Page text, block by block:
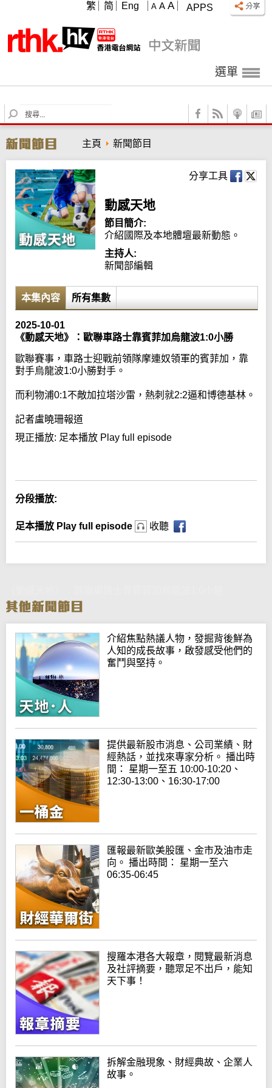
APPS
A A A
繁 简 Eng
選單
S
e
r
c
h
主頁 新聞節目
分享工具
動感天地
節目簡介:
介紹國際及本地體壇最新動態。
主持人:
新聞部編輯
本集內容 所有集數
2025-10-01
《動感天地》：歐聯車路士靠賓菲加烏龍波1:0小勝
歐聯賽事，車路士迎戰前領隊摩連奴領軍的賓菲加，靠
對手烏龍波1:0小勝對手。
而利物浦0:1不敵加拉塔沙雷，熱刺就2:2逼和博德基林。
記者盧曉珊報道
現正播放: 足本播放 Play full episode
分段播放:
足本播放 Play full episode 收聽
介紹焦點熱議人物，發掘背後鮮為
人知的成長故事，啟發感受他們的
奮鬥與堅持。
提供最新股市消息、公司業績、財
經熱話，並找來專家分析。 播出時
間： 星期一至五 10:00-10:20、
12:30-13:00、16:30-17:00
匯報最新歐美股匯、金市及油市走
向。 播出時間： 星期一至六
06:35-06:45
搜羅本港各大報章，閱覽最新消息
及社評摘要，聽眾足不出戶，能知
天下事！
拆解金融現象、財經典故、企業人
故事。